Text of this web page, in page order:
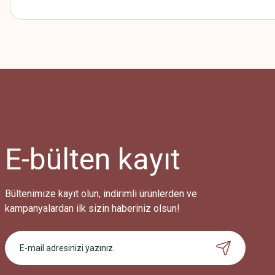
Bu ürüne benzer farklı alternatifler olmalı.
E-bülten kayıt
Bültenimize kayıt olun, indirimli ürünlerden ve
kampanyalardan ilk sizin haberiniz olsun!